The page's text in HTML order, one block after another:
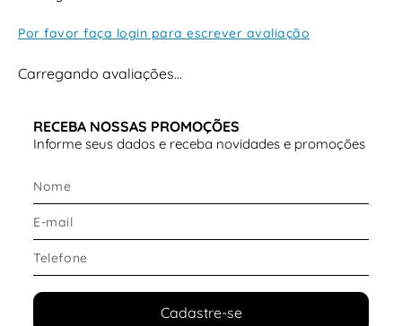
Por favor faça login para escrever avaliação
Carregando avaliações…
RECEBA NOSSAS PROMOÇÕES
Informe seus dados e receba novidades e promoções
Cadastre-se